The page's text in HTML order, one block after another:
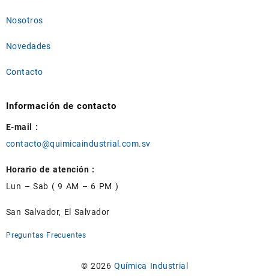
Nosotros
Novedades
Contacto
Información de contacto
E-mail :
contacto@quimicaindustrial.com.sv
Horario de atención :
Lun – Sab ( 9 AM – 6 PM )
San Salvador, El Salvador
Preguntas Frecuentes
© 2026Química Industrial